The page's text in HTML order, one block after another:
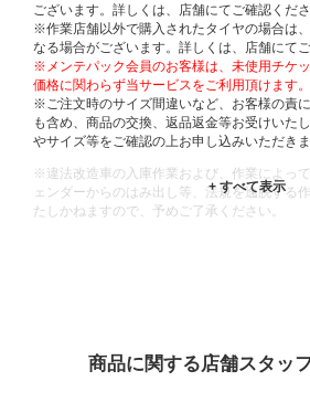
ございます。詳しくは、店舗にてご確認くださ
※作業店舗以外で購入されたタイヤの場合は
なる場合がございます。詳しくは、店舗にてご
※メンテパック会員のお客様は、未使用チケ
価格に関わらず当サービスをご利用頂けます。
※ご注文時のサイズ間違いなど、お客様の責
も含め、商品の交換、返品返金等お受けいた
やサイズ等をご確認の上お申し込みいただき
※違法改造車の入庫作業および、作業によっ
ェンダーからのはみ出し等、法規を逸脱する
たしかねますので、予めご了承ください。
商品に関する店舗スタッ